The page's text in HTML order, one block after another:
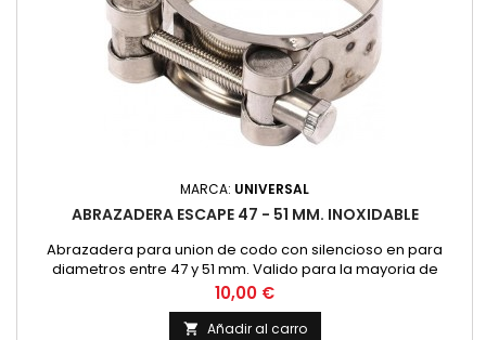
MARCA: UNIVERSAL
ABRAZADERA ESCAPE 47 - 51 MM. INOXIDABLE
Abrazadera para union de codo con silencioso en para
diametros entre 47 y 51 mm. Valido para la mayoria de
modelos, Montesa Impala 175, OSSA 160, 175 Bultaco Mercurio,
Metralla... Fabricada en acero inoxidable con tornillo
hexagonal Precio por unidad.
Precio
10,00 €
 Añadir al carro